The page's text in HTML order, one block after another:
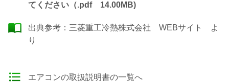
てください（.pdf 14.00MB)
出典参考： 三菱重工冷熱株式会社 WEBサイト
よ
り
エアコンの取扱説明書の一覧へ